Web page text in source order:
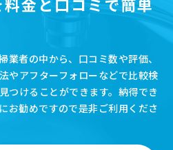
業者の中から、口コミ数や評価、
やアフターフォローなどで比較検
つけることができます。納得でき
お勧めですので是非ご利用くださ